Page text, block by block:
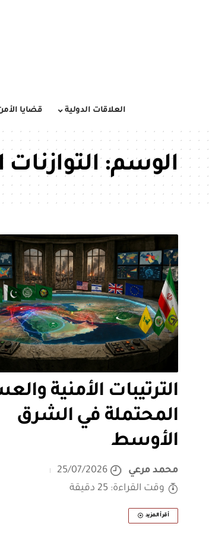
العلاقات الدولية قضايا
الوسم:التوازنات
الترتيبات الأمنية
المحتملة في الشرق
الأوسط
محمد مرعي
25/07/2026
وقت القراءة: 25 دقيقة
أقرأ المزيد